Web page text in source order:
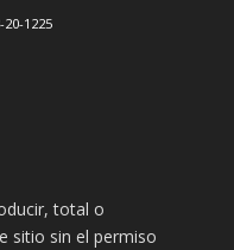
1225
total o
sitio sin el permiso